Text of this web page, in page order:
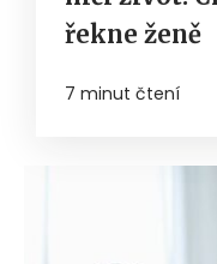
řekne ženě
7 minut čtení